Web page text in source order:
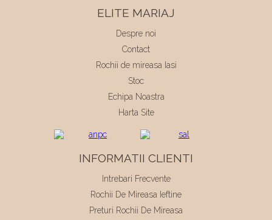
ELITE MARIAJ
Despre noi
Contact
Rochii de mireasa Iasi
Stoc
Echipa Noastra
Harta Site
INFORMATII CLIENTI
Intrebari Frecvente
Rochii De Mireasa Ieftine
Preturi Rochii De Mireasa